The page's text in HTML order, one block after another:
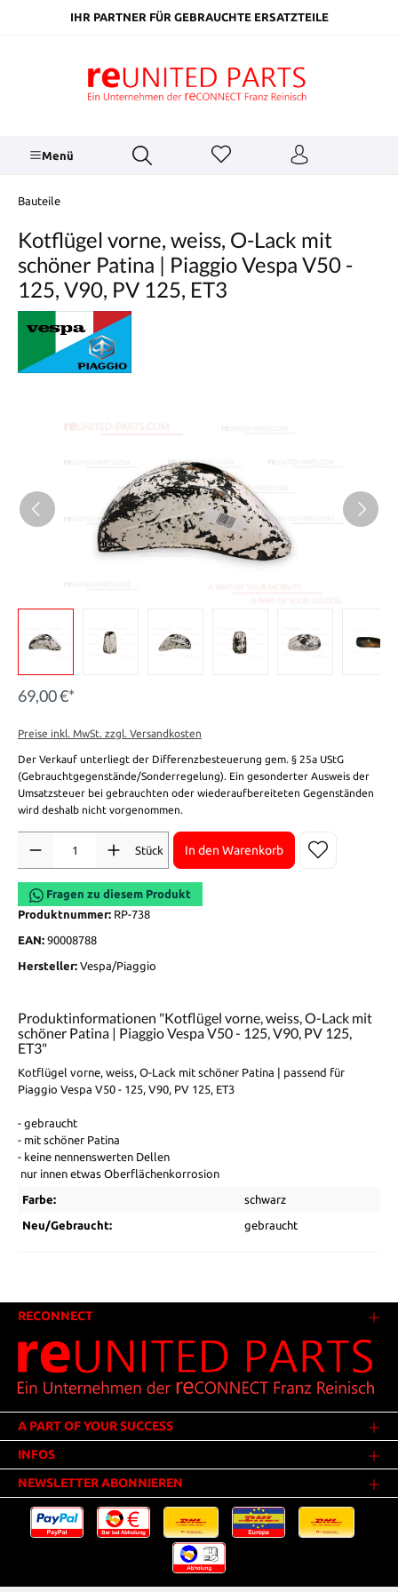
springenIHR PARTNER FÜR GEBRAUCHTE ERSATZTEILE
Menü
Bauteile
Kotflügel vorne, weiss, O-Lack mit
schöner Patina | Piaggio Vespa V50 -
125, V90, PV 125, ET3
69,00 €*
Preise inkl. MwSt. zzgl. Versandkosten
Der Verkauf unterliegt der Differenzbesteuerung gem. § 25a UStG
(Gebrauchtgegenstände/Sonderregelung). Ein gesonderter Ausweis der
Umsatzsteuer bei gebrauchten oder wiederaufbereiteten Gegenständen
wird deshalb nicht vorgenommen.
Stück
In den Warenkorb
Fragen zu diesem Produkt
Produktnummer: RP-738
EAN: 90008788
Hersteller: Vespa/Piaggio
Produktinformationen "Kotflügel vorne, weiss, O-Lack mit
schöner Patina | Piaggio Vespa V50 - 125, V90, PV 125,
ET3"
Kotflügel vorne, weiss, O-Lack mit schöner Patina | passend für
Piaggio Vespa V50 - 125, V90, PV 125, ET3
- gebraucht
- mit schöner Patina
- keine nennenswerten Dellen
nur innen etwas Oberflächenkorrosion
Farbe: schwarz
Neu/Gebraucht: gebraucht
RECONNECT
A PART OF YOUR SUCCESS
INFOS
NEWSLETTER ABONNIEREN